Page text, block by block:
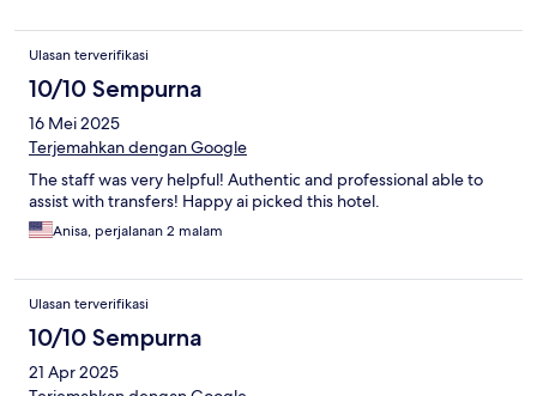
Ulasan terverifikasi
10/10 Sempurna
16 Mei 2025
Terjemahkan dengan Google
The staff was very helpful! Authentic and professional able to
assist with transfers! Happy ai picked this hotel.
Anisa, perjalanan 2 malam
Ulasan terverifikasi
10/10 Sempurna
21 Apr 2025